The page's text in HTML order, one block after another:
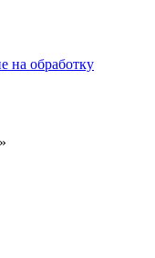
на обработку